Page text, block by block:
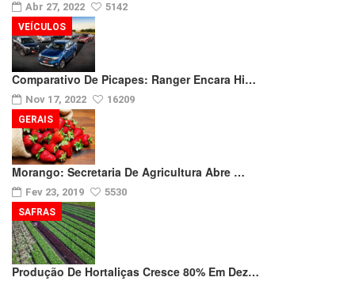
Abr 27, 2022 5142
Comparativo De Picapes: Ranger Encara Hi…
Nov 17, 2022 16209
VEÍCULOS
Morango: Secretaria De Agricultura Abre …
Fev 23, 2019 5530
GERAIS
Produção De Hortaliças Cresce 80% Em Dez…
SAFRAS